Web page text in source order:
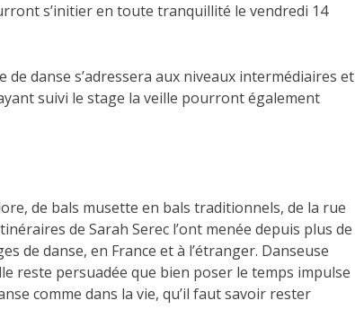
s’initier en toute tranquillité le vendredi 14
de danse s’adressera aux niveaux intermédiaires et
suivi le stage la veille pourront également
de bals musette en bals traditionnels, de la rue
de Sarah Serec l’ont menée depuis plus de
de danse, en France et à l’étranger. Danseuse
reste persuadée que bien poser le temps impulse
comme dans la vie, qu’il faut savoir rester